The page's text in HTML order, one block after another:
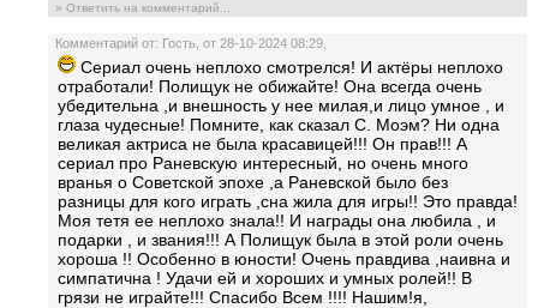
» Ответить на комментарий...
Комментарий от: Гость, от 28-10-2024 08:29,
Сериал очень неплохо смотрелся! И актёры неплохо
отработали! Полищук не обижайте! Она всегда очень
убедительна ,и внешность у нее милая,и лицо умное , и
глаза чудесные! Помните, как сказал С. Моэм? Ни одна
великая актриса не была красавицей!!! Он прав!!! А
сериал про Раневскую интересный, но очень много
вранья о Советской эпохе ,а Раневской было без
разницы для кого играть ,сна жила для игры!! Это правда!
Моя тетя ее неплохо знала!! И награды она любила , и
подарки , и звания!!! А Полищук была в этой роли очень
хороша !! Особенно в юности! Очень правдива ,наивна и
симпатична ! Удачи ей и хороших и умных ролей!! В
грязи не играйте!!! Спасибо Всем !!!! Нашим!я,